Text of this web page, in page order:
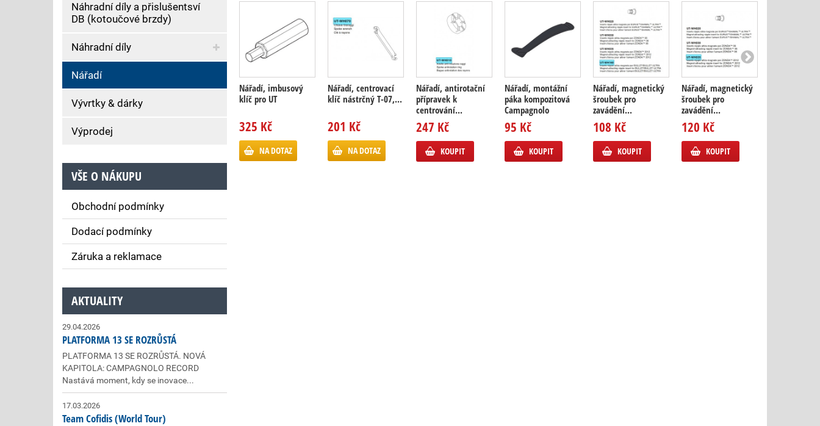
Nářadí, imbusový
klíč pro UT
325 Kč
NA DOTAZ
Nářadí, centrovací
klíč nástrčný T-07,...
201 Kč
NA DOTAZ
Nářadí, antirotační
přípravek k
centrování...
247 Kč
KOUPIT
Nářadí, montážní
páka kompozitová
Campagnolo
95 Kč
KOUPIT
Nářadí, magnetický
šroubek pro
zavádění...
108 Kč
KOUPIT
Nářadí, magnetický
šroubek pro
zavádění...
120 Kč
KOUPIT
Náhradní díly a přislušentsví
DB (kotoučové brzdy)
Náhradní díly
Nářadí
Vývrtky & dárky
Výprodej
VŠE O NÁKUPU
Obchodní podmínky
Dodací podmínky
Záruka a reklamace
AKTUALITY
29.04.2026
PLATFORMA 13 SE ROZRŮSTÁ
PLATFORMA 13 SE ROZRŮSTÁ. NOVÁ
KAPITOLA: CAMPAGNOLO RECORD
Nastává moment, kdy se inovace...
17.03.2026
Team Cofidis (World Tour)